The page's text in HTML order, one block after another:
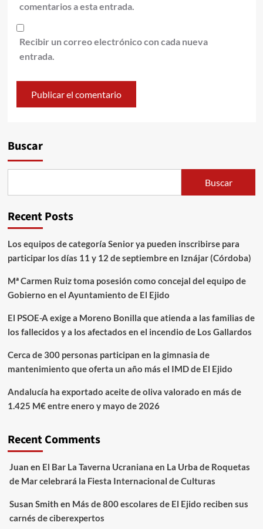
comentarios a esta entrada.
Recibir un correo electrónico con cada nueva
entrada.
Buscar
Buscar
Recent Posts
Los equipos de categoría Senior ya pueden inscribirse para
participar los días 11 y 12 de septiembre en Iznájar (Córdoba)
Mª Carmen Ruiz toma posesión como concejal del equipo de
Gobierno en el Ayuntamiento de El Ejido
El PSOE-A exige a Moreno Bonilla que atienda a las familias de
los fallecidos y a los afectados en el incendio de Los Gallardos
Cerca de 300 personas participan en la gimnasia de
mantenimiento que oferta un año más el IMD de El Ejido
Andalucía ha exportado aceite de oliva valorado en más de
1.425 M€ entre enero y mayo de 2026
Recent Comments
Juan en El Bar La Taverna Ucraniana en La Urba de Roquetas
de Mar celebrará la Fiesta Internacional de Culturas
Susan Smith en Más de 800 escolares de El Ejido reciben sus
carnés de ciberexpertos